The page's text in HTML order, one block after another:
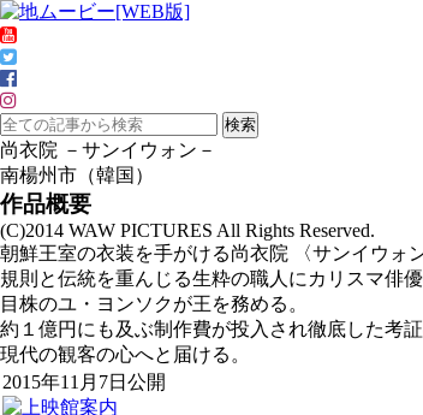
尚衣院 －サンイウォン－
南楊州市（韓国）
作品概要
(C)2014 WAW PICTURES All Rights Reserved.
朝鮮王室の衣装を手がける尚衣院 〈サンイウォ
規則と伝統を重んじる生粋の職人にカリスマ俳
目株のユ・ヨンソクが王を務める。
約１億円にも及ぶ制作費が投入され徹底した考
現代の観客の心へと届ける。
2015年11月7日公開